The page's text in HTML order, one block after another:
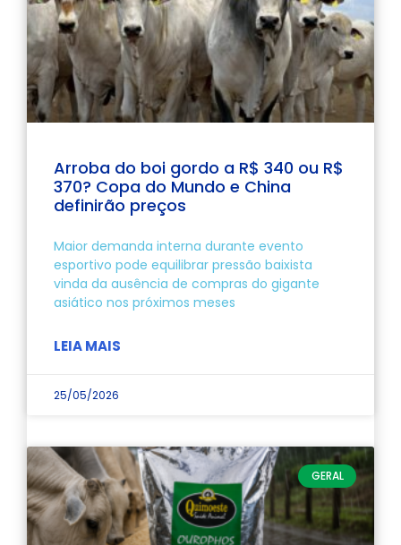
Arroba do boi gordo a R$ 340 ou R$
370? Copa do Mundo e China
definirão preços
Maior demanda interna durante evento
esportivo pode equilibrar pressão baixista
vinda da ausência de compras do gigante
asiático nos próximos meses
LEIA MAIS
25/05/2026
GERAL